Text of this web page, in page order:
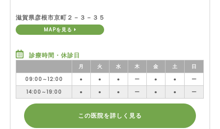
滋賀県彦根市京町２－３－３５
MAPを見る
診療時間・休診日
月 火 水 木 金 土
日
09:00～12:00
● ● ● ー ● ●
ー
14:00～19:00
● ● ● ー ● ● ー
この医院を詳しく見る